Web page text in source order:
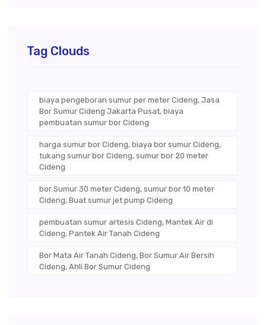
Tag Clouds
biaya pengeboran sumur per meter Cideng, Jasa
Bor Sumur Cideng Jakarta Pusat, biaya
pembuatan sumur bor Cideng
harga sumur bor Cideng, biaya bor sumur Cideng,
tukang sumur bor Cideng, sumur bor 20 meter
Cideng
bor Sumur 30 meter Cideng, sumur bor 10 meter
Cideng, Buat sumur jet pump Cideng
pembuatan sumur artesis Cideng, Mantek Air di
Cideng, Pantek Air Tanah Cideng
Bor Mata Air Tanah Cideng, Bor Sumur Air Bersih
Cideng, Ahli Bor Sumur Cideng